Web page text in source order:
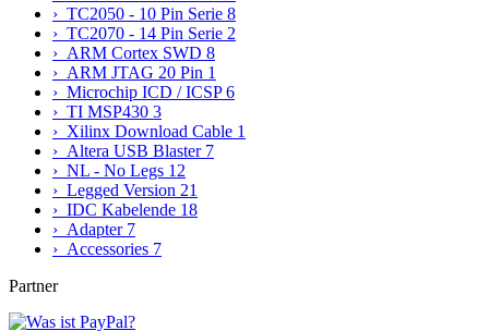
› TC2050 - 10 Pin Serie 8
› TC2070 - 14 Pin Serie 2
› ARM Cortex SWD 8
› ARM JTAG 20 Pin 1
› Microchip ICD / ICSP6
› TI MSP430 3
› Xilinx Download Cable 1
› Altera USB Blaster 7
› NL - No Legs 12
› Legged Version 21
› IDC Kabelende 18
› Adapter 7
› Accessories 7
Partner